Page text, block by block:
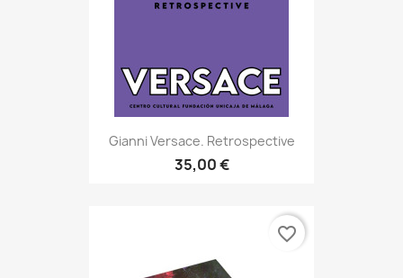
Gianni Versace. Retrospective
35,00 €
favorite_border